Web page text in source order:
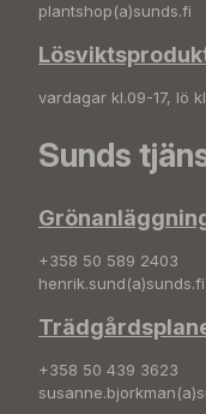
plantshop(a)sunds.fi
vardagar kl.09-17, lö
Sunds
+358 50 589 2403
henrik.sund(a)sunds.fi
+358 50 439 3623